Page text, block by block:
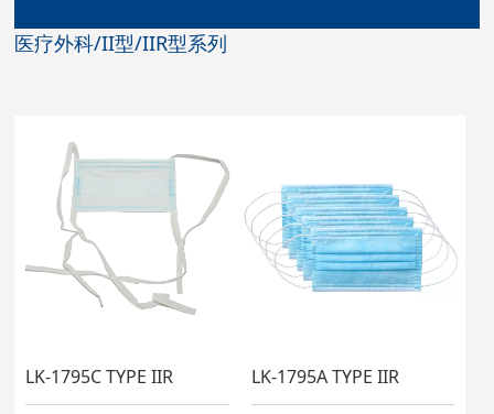
医疗外科/II型/IIR型系列
LK-1795C TYPE IIR LK-1795A TYPE IIR